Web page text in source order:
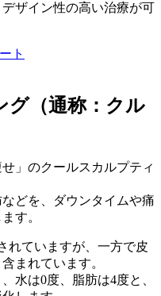
ザイン性の高い治療が可
グ（通称：クル
」のクールスカルプティ
どを、ダウンタイムや痛
す。
れていますが、一方で皮
まれています。
水は0度、脂肪は4度と、